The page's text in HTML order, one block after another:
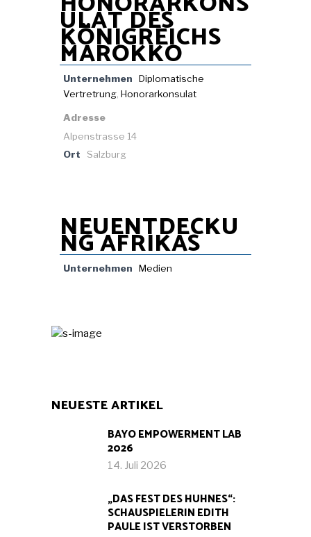
ULAT DES
KÖNIGREICHS
MAROKKO
Unternehmen
Diplomatische
Vertretrung, Honorarkonsulat
Adresse
Alpenstrasse 14
Ort
Salzburg
NEUENTDECKU
NG AFRIKAS
Unternehmen Medien
NEUESTE ARTIKEL
BAYO EMPOWERMENT LAB
2026
14. Juli 2026
„DAS FEST DES HUHNES“:
SCHAUSPIELERIN EDITH
PAULE IST VERSTORBEN